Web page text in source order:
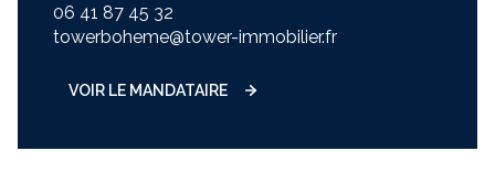
06 41 87 45 32
towerboheme@tower-immobilier.fr
VOIR LE MANDATAIRE